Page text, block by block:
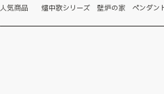
人気商品 燼中歌シリーズ 壁炉の家 ペンダン